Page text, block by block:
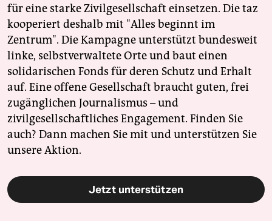
für eine starke Zivilgesellschaft einsetzen. Die taz
kooperiert deshalb mit "Alles beginnt im
Zentrum". Die Kampagne unterstützt bundesweit
linke, selbstverwaltete Orte und baut einen
solidarischen Fonds für deren Schutz und Erhalt
auf. Eine offene Gesellschaft braucht guten, frei
zugänglichen Journalismus – und
zivilgesellschaftliches Engagement. Finden Sie
auch? Dann machen Sie mit und unterstützen Sie
unsere Aktion.
Jetzt unterstützen